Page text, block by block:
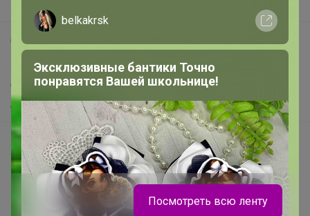
Поддержка альпак
Самое выгодное
Хиты продаж
Самое желанное
Самое быстрое
Начать зарабатывать с 24-ok
Picabox.ru - Лучшее место для ваших изображений
Розыгрыш - Генератор случайных чисел
Пульс нашего маркетплейса
belkakrsk
Эксклюзивные бантики Точно
понравятся Вашей школьнице!
Посмотреть всю ленту